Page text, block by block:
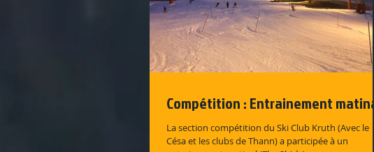
Compétition : Entrainement matinal
La section compétition du Ski Club Kruth (Avec le
Césa et les clubs de Thann) a participée à un